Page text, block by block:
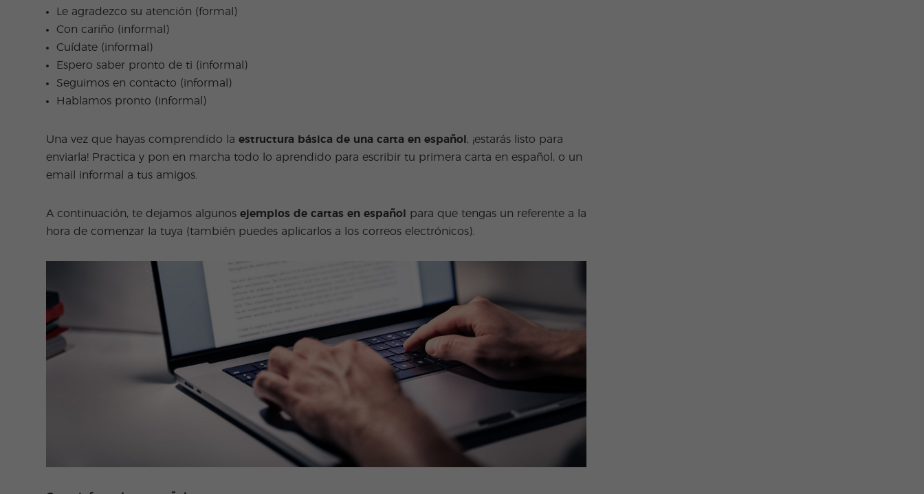
Le agradezco su atención (formal)
Con cariño (informal)
Cuídate (informal)
Espero saber pronto de ti (informal)
Seguimos en contacto (informal)
Hablamos pronto (informal)
Una vez que hayas comprendido laestructura básica de una carta en español , ¡estarás listo para
enviarla! Practica y pon en marcha todo lo aprendido para escribir tu primera carta en español, o un
email informal a tus amigos.
A continuación, te dejamos algunosejemplos de cartas en español
para que tengas un referente a la
hora de comenzar la tuya (también puedes aplicarlos a los correos electrónicos).